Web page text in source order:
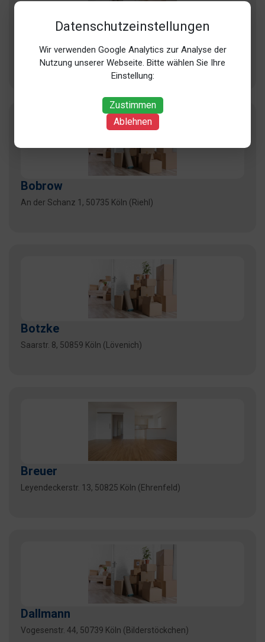
Datenschutzeinstellungen
Wir verwenden Google Analytics zur Analyse der
Nutzung unserer Webseite. Bitte wählen Sie Ihre
Einstellung:
Zustimmen
Ablehnen
Bischof GmbH
Neusser Landstr. 2, 50735 Köln (Niehl)
Bobrow
An der Schanz 1, 50735 Köln (Riehl)
Botzke
Saarstr. 8, 50859 Köln (Lövenich)
Breuer
Leyendeckerstr. 13, 50825 Köln (Ehrenfeld)
Dallmann
Vogesenstr. 44, 50739 Köln (Bilderstöckchen)